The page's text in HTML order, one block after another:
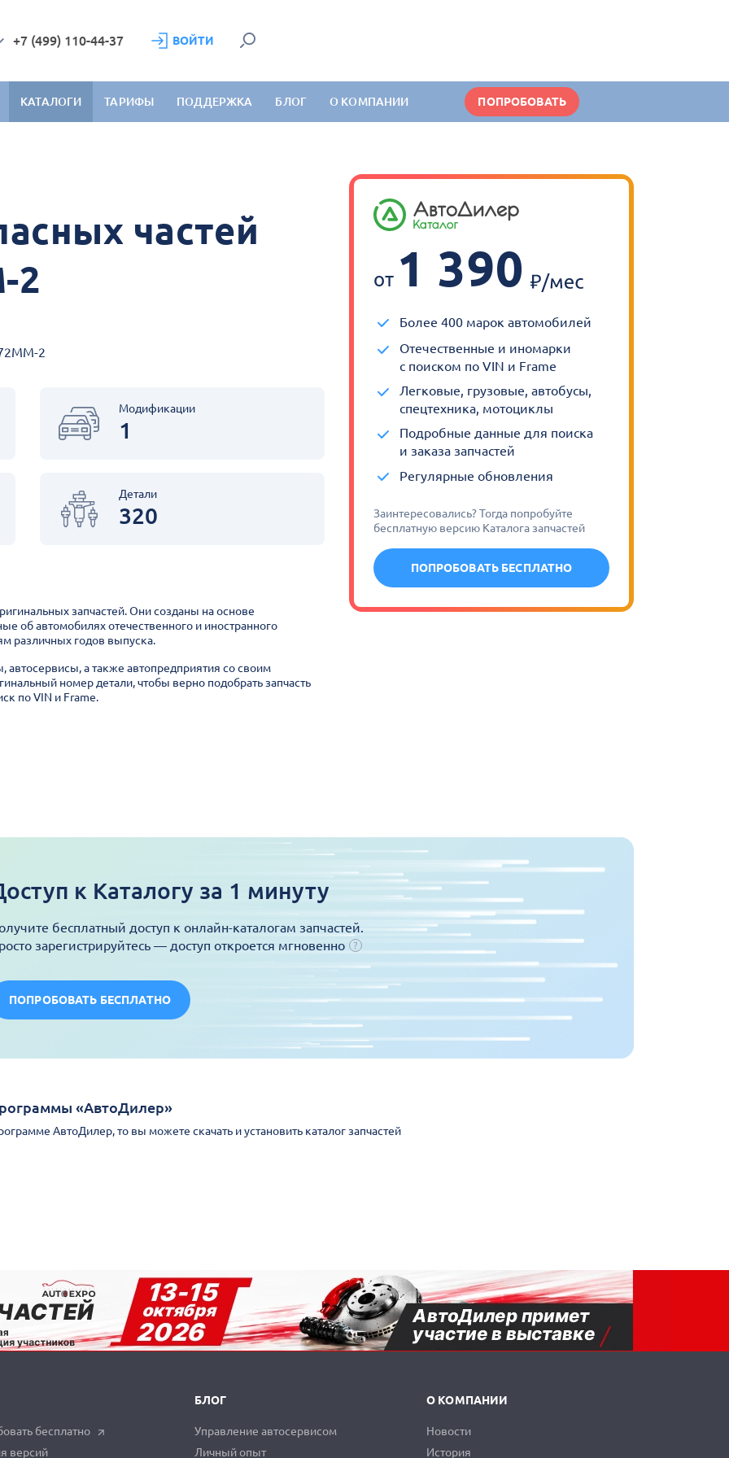
+7 (499) 110-44-37 ВОЙТИ
КАТАЛОГИ ТАРИФЫ ПОДДЕРЖКА БЛОГ О КОМПАНИИ ПОПРОБОВАТЬ
частей
2
2
Модификации
1
Детали
320
запчастей. Они созданы на основе
об автомобилях отечественного и иностранного
различных годов выпуска.
автосервисы, а также автопредприятия со своим
номер детали, чтобы верно подобрать запчасть
по VIN и Frame.
от 1 390
Более 400 марок автомобилей
Отечественные и иномарки
с поиском по VIN и Frame
Легковые, грузовые, автобусы,
спецтехника, мотоциклы
Подробные данные для поиска
и заказа запчастей
Регулярные обновления
Заинтересовались? Тогда попробуйте
бесплатную версию Каталога запчастей
ПОПРОБОВАТЬ БЕСПЛАТНО
к Каталогу за 1 минуту
бесплатный доступ к онлайн-каталогам запчастей.
зарегистрируйтесь — доступ откроется мгновенно
ПОПРОБОВАТЬ БЕСПЛАТНО
«АвтоДилер»
АвтоДилер, то вы можете скачать и установить каталог запчастей
бесплатно
версий
БЛОГ
Управление автосервисом
Личный опыт
О КОМПАНИИ
Новости
История